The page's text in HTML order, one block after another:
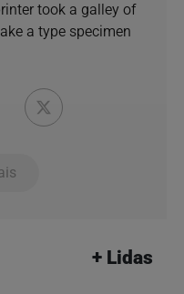
took a galley of
a type specimen
+ Lidas